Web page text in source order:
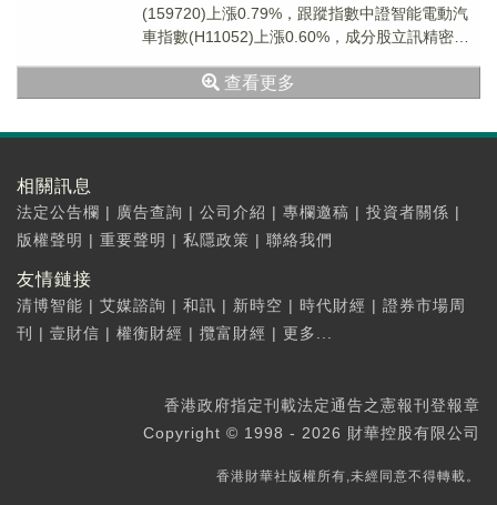
(159720)上漲0.79%，跟蹤指數中證智能電動汽
車指數(H11052)上漲0.60%，成分股立訊精密上
查看更多
相關訊息
法定公告欄 | 廣告查詢 | 公司介紹 | 專欄邀稿 | 投資者關係 |
版權聲明 | 重要聲明 | 私隱政策 | 聯絡我們
友情鏈接
清博智能 | 艾媒諮詢 | 和訊 | 新時空 | 時代財經 | 證券市場周
刊
| 壹財信 | 權衡財經 | 攬富財經 | 更多...
香港政府指定刊載法定通告之憲報刊登報章
Copyright © 1998 - 2026 財華控股有限公司
香港財華社版權所有,未經同意不得轉載。